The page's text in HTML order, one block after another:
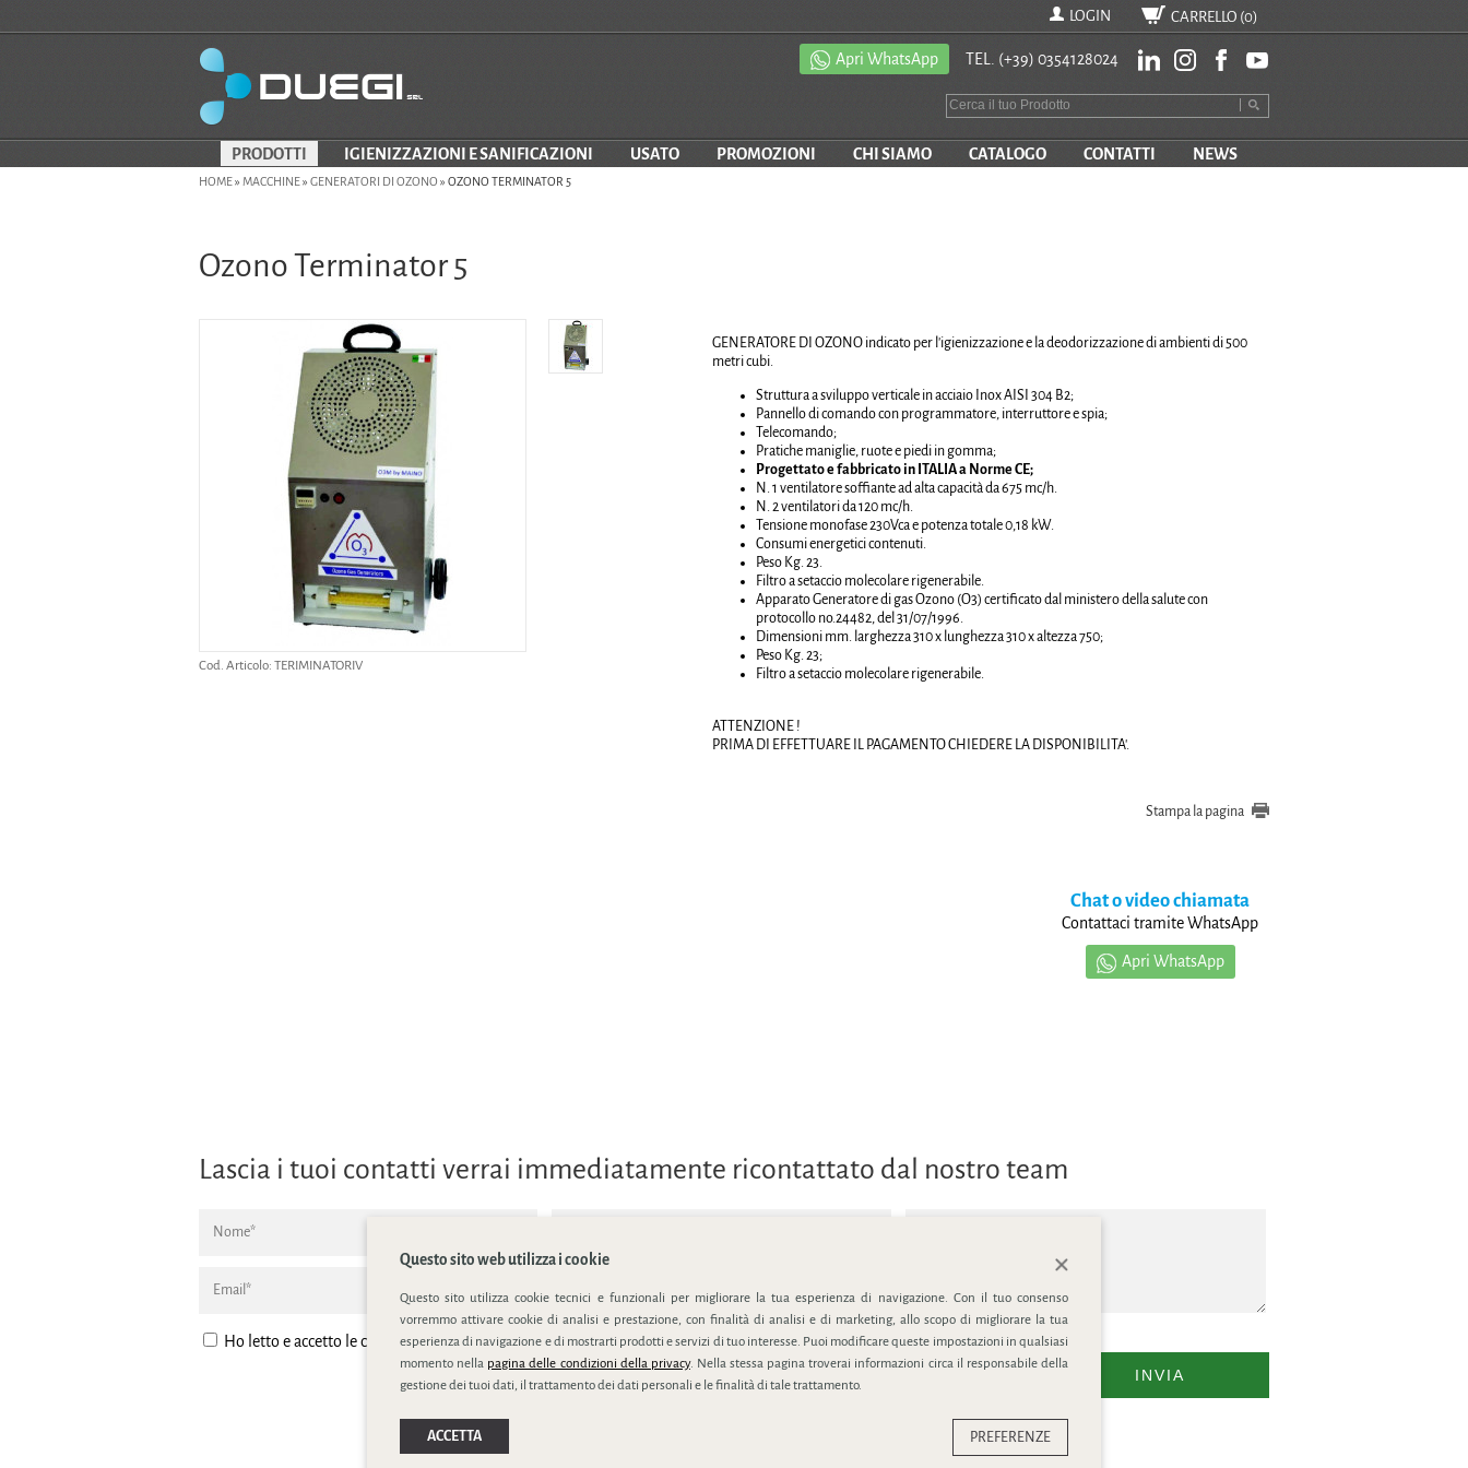
LOGIN CARRELLO (0)
Apri WhatsApp TEL. (+39) 0354128024
PRODOTTI IGIENIZZAZIONI E SANIFICAZIONI USATO PROMOZIONI CHI SIAMO CATALOGO CONTATTI NEWS
HOME» MACCHINE» GENERATORI DI OZONO » OZONO TERMINATOR 5
Ozono Terminator 5
Cod. Articolo: TERIMINATORIV
GENERATORE DI OZONO indicato per l'igienizzazione e la deodorizzazione di ambienti di 500
metri cubi.
Struttura a sviluppo verticale in acciaio Inox AISI 304 B2;
Pannello di comando con programmatore, interruttore e spia;
Telecomando;
Pratiche maniglie, ruote e piedi in gomma;
Progettato e fabbricato in ITALIA a Norme CE;
N. 1 ventilatore soffiante ad alta capacità da 675 mc/h.
N. 2 ventilatori da 120 mc/h.
Tensione monofase 230Vca e potenza totale 0,18 kW.
Consumi energetici contenuti.
Peso Kg. 23.
Filtro a setaccio molecolare rigenerabile.
Apparato Generatore di gas Ozono (O3) certificato dal ministero della salute con
protocollo no.24482, del 31/07/1996.
Dimensioni mm. larghezza 310 x lunghezza 310 x altezza 750;
Peso Kg. 23;
Filtro a setaccio molecolare rigenerabile.
ATTENZIONE !
PRIMA DI EFFETTUARE IL PAGAMENTO CHIEDERE LA DISPONIBILITA'.
Stampa la pagina
Chat o video chiamata
Contattaci tramite WhatsApp
Apri WhatsApp
Lascia i tuoi contatti verrai immediatamente ricontattato dal nostro team
Ho letto e accetto le condizione della privacy policy
INVIA
Questo sito web utilizza i cookie
Questo sito utilizza cookie tecnici e funzionali per migliorare la tua esperienza di navigazione. Con il tuo consenso
vorremmo attivare cookie di analisi e prestazione, con finalità di analisi e di marketing, allo scopo di migliorare la tua
esperienza di navigazione e di mostrarti prodotti e servizi di tuo interesse. Puoi modificare queste impostazioni in qualsiasi
momento nella pagina delle condizioni della privacy. Nella stessa pagina troverai informazioni circa il responsabile della
gestione dei tuoi dati, il trattamento dei dati personali e le finalità di tale trattamento.
ACCETTA PREFERENZE